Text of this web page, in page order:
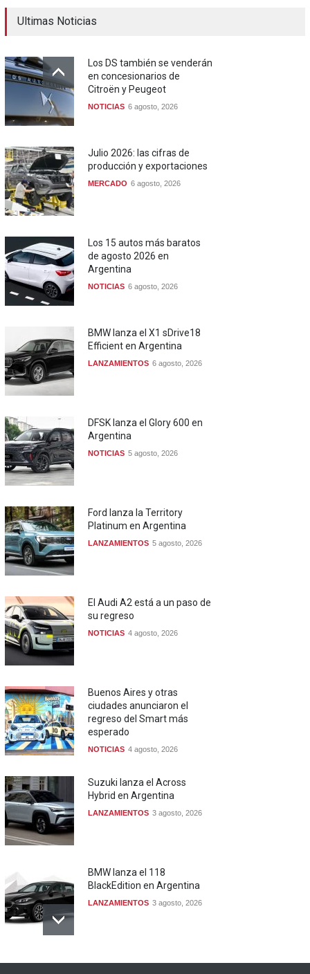
Ultimas Noticias
Los DS también se venderán
en concesionarios de
Citroën y Peugeot
NOTICIAS 6 agosto, 2026
Julio 2026: las cifras de
producción y exportaciones
MERCADO 6 agosto, 2026
Los 15 autos más baratos
de agosto 2026 en
Argentina
NOTICIAS 6 agosto, 2026
BMW lanza el X1 sDrive18
Efficient en Argentina
LANZAMIENTOS 6 agosto, 2026
DFSK lanza el Glory 600 en
Argentina
NOTICIAS 5 agosto, 2026
Ford lanza la Territory
Platinum en Argentina
LANZAMIENTOS 5 agosto, 2026
El Audi A2 está a un paso de
su regreso
NOTICIAS 4 agosto, 2026
Buenos Aires y otras
ciudades anunciaron el
regreso del Smart más
esperado
NOTICIAS 4 agosto, 2026
Suzuki lanza el Across
Hybrid en Argentina
LANZAMIENTOS 3 agosto, 2026
BMW lanza el 118
BlackEdition en Argentina
LANZAMIENTOS 3 agosto, 2026